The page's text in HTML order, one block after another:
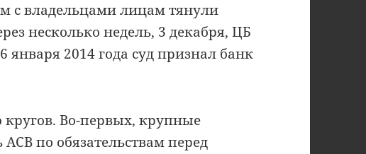
с владельцами лицам тянули
несколько недель, 3 декабря, ЦБ
января 2014 года суд признал банк
кругов. Во-первых, крупные
по обязательствам перед